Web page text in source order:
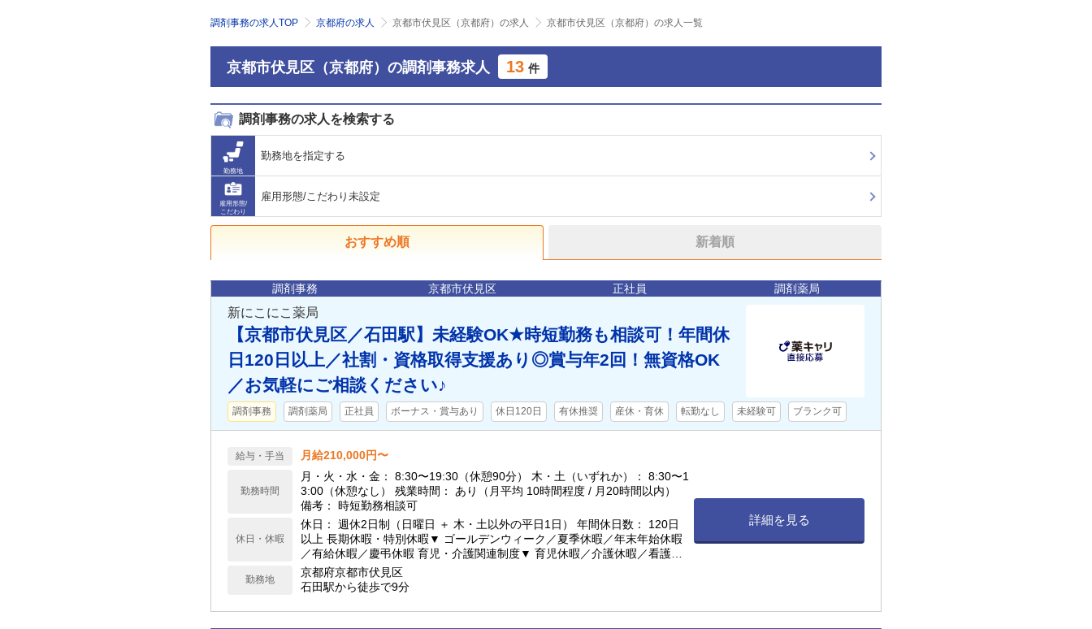
調剤事務の求人TOP 京都府の求人 京都市伏見区（京都府）の求人 京都市伏見区（京都府）の求人一覧
京都市伏見区（京都府）の調剤事務求人 13 件
調剤事務の求人を検索する
勤務地
勤務地を指定する
雇用形態/
こだわり
雇用形態/こだわり未設定
おすすめ順 新着順
調剤事務 京都市伏見区 正社員 調剤薬局
新にこにこ薬局
【京都市伏見区／石田駅】未経験OK★時短勤務も相談可！年間休
日120日以上／社割・資格取得支援あり◎賞与年2回！無資格OK
／お気軽にご相談ください♪
調剤事務 調剤薬局 正社員 ボーナス・賞与あり 休日120日 有休推奨 産休・育休 転勤なし 未経験可 ブランク可
給与・手当 月給210,000円〜
勤務時間
月・火・水・金： 8:30〜19:30（休憩90分） 木・土（いずれか）： 8:30〜1
3:00（休憩なし） 残業時間： あり（月平均 10時間程度 / 月20時間以内）
備考： 時短勤務相談可
休日・休暇
休日： 週休2日制（日曜日 ＋ 木・土以外の平日1日） 年間休日数： 120日
以上 長期休暇・特別休暇▼ ゴールデンウィーク／夏季休暇／年末年始休暇
／有給休暇／慶弔休暇 育児・介護関連制度▼ 育児休暇／介護休暇／看護休
暇／育児支援あり
勤務地
京都府京都市伏見区
石田駅から徒歩で9分
詳細を見る